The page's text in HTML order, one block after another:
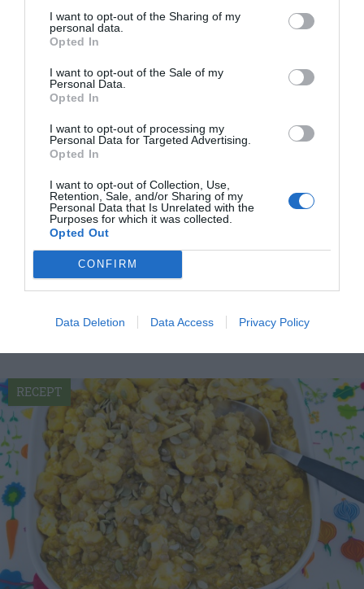
I want to opt-out of the Sharing of my
personal data.
Opted In
I want to opt-out of the Sale of my
Personal Data.
Opted In
I want to opt-out of processing my
Personal Data for Targeted Advertising.
Opted In
I want to opt-out of Collection, Use,
Retention, Sale, and/or Sharing of my
Personal Data that Is Unrelated with the
Purposes for which it was collected.
Opted Out
CONFIRM
Data Deletion Data Access Privacy Policy
Vegansk raita
Vegansk raita är en Indisk kall sås utan yoghurt
men med Oatly fraiche eller havregurt. En röra
med...
RECEPT